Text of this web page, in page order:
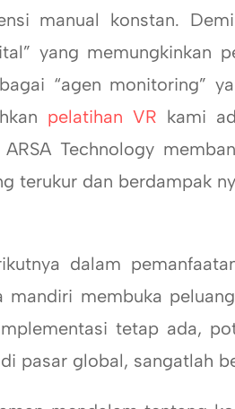
manual konstan.
yang memungkinkan
“agen monitoring”
pelatihan VR kami
Technology
terukur dan berdampak
dalam
membuka
tetap ada,
pasar global, sangatlah